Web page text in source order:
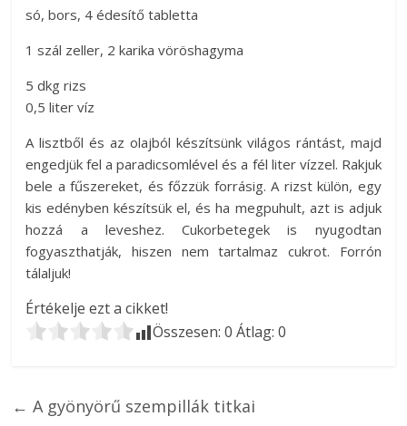
só, bors, 4 édesítő tabletta
1 szál zeller, 2 karika vöröshagyma
5 dkg rizs
0,5 liter víz
A lisztből és az olajból készítsünk világos rántást, majd
engedjük fel a paradicsomlével és a fél liter vízzel. Rakjuk
bele a fűszereket, és főzzük forrásig. A rizst külön, egy
kis edényben készítsük el, és ha megpuhult, azt is adjuk
hozzá a leveshez. Cukorbetegek is nyugodtan
fogyaszthatják, hiszen nem tartalmaz cukrot. Forrón
tálaljuk!
Értékelje ezt a cikket!
Összesen:0 Átlag:0
← A gyönyörű szempillák titkai